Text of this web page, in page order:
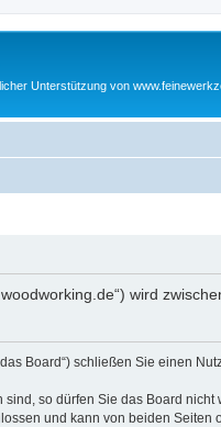
Unterstützung von
wird
Board“) schließen Sie einen
so dürfen Sie das Board
und kann von beiden